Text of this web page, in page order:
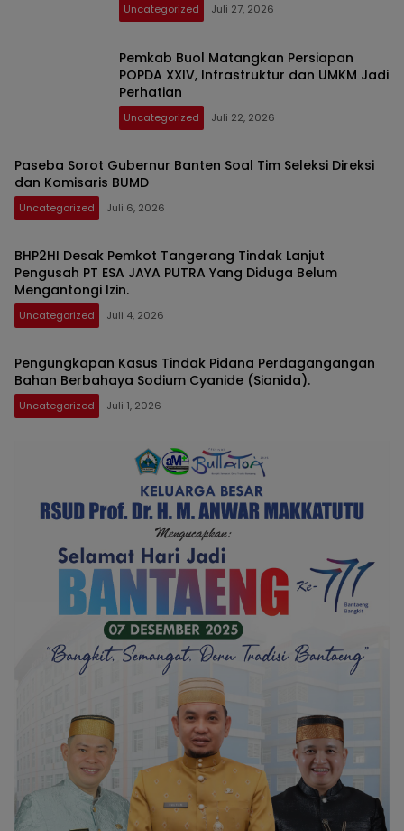
Uncategorized Juli 27, 2026
Pemkab Buol Matangkan Persiapan
POPDA XXIV, Infrastruktur dan UMKM Jadi
Perhatian
Uncategorized Juli 22, 2026
Paseba Sorot Gubernur Banten Soal Tim Seleksi Direksi
dan Komisaris BUMD
Uncategorized Juli 6, 2026
BHP2HI Desak Pemkot Tangerang Tindak Lanjut
Pengusah PT ESA JAYA PUTRA Yang Diduga Belum
Mengantongi Izin.
Uncategorized Juli 4, 2026
Pengungkapan Kasus Tindak Pidana Perdagangangan
Bahan Berbahaya Sodium Cyanide (Sianida).
Uncategorized Juli 1, 2026